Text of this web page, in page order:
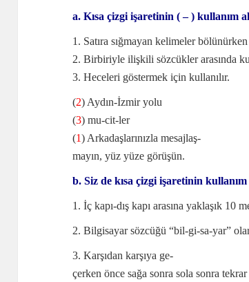
a. Kısa çizgi işaretinin ( – ) kullanım
1. Satıra sığmayan kelimeler
2. Birbiriyle ilişkili sözcükler arasında
3. Heceleri göstermek için kullanılır.
(2) Aydın-İzmir yolu
(3) mu-cit-ler
(1) Arkadaşlarınızla mesajlaş-
mayın, yüz yüze görüşün.
b. Siz de kısa çizgi işaretinin
1. İç kapı-dış kapı arasına yaklaşık 10
2. Bilgisayar sözcüğü “bil-gi-sa-yar”
3. Karşıdan karşıya ge-
çerken önce sağa sonra sola sonra tekrar